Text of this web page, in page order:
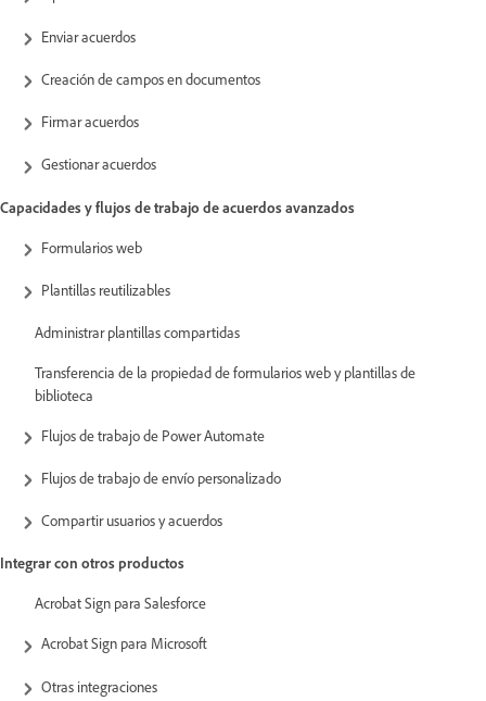
Enviar acuerdos
Creación de campos en documentos
Firmar acuerdos
Gestionar acuerdos
Capacidades y flujos de trabajo de acuerdos avanzados
Formularios web
Plantillas reutilizables
Administrar plantillas compartidas
Transferencia de la propiedad de formularios web y plantillas de
biblioteca
Flujos de trabajo de Power Automate
Flujos de trabajo de envío personalizado
Compartir usuarios y acuerdos
Integrar con otros productos
Acrobat Sign para Salesforce
Acrobat Sign para Microsoft
Otras integraciones